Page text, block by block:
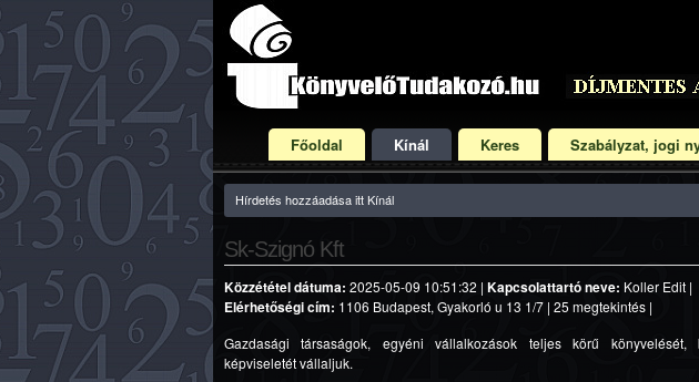
Főoldal Kínál Keres Szabályzat, jogi
Hírdetés hozzáadása itt Kínál
Sk-Szignó Kft
Közzététel dátuma: 2025-05-09 10:51:32 | Kapcsolattartó neve: Koller Edit |
Elérhetőségi cím: 1106 Budapest, Gyakorló u 13 1/7 | 25 megtekintés |
Gazdasági társaságok, egyéni vállalkozások teljes körű könyvelését,
képviseletét vállaljuk.